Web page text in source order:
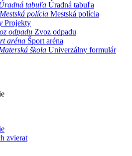
Úradná tabuľa
Mestská polícia
Projekty
Zvoz odpadu
Šport aréna
Univerzálny formulár
zvierat